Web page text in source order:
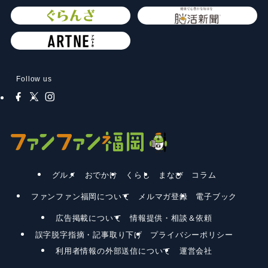
Follow us
グルメ おでかけ くらし まなび コラム
ファンファン福岡について メルマガ登録 電子ブック
広告掲載について
情報提供・相談＆依頼
誤字脱字指摘・記事取り下げ
プライバシーポリシー
利用者情報の外部送信について
運営会社